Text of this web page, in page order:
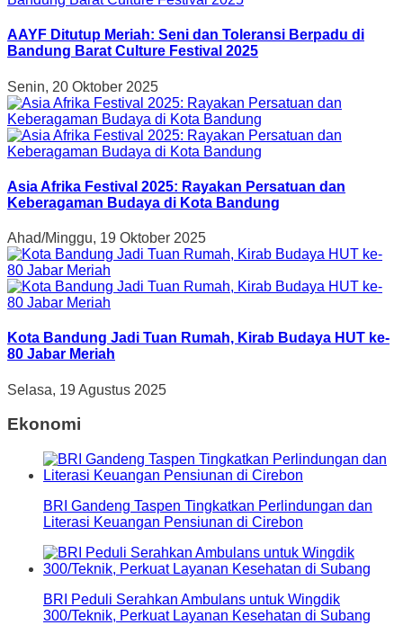
AAYF Ditutup Meriah: Seni dan Toleransi Berpadu di
Bandung Barat Culture Festival 2025
Senin, 20 Oktober 2025
Asia Afrika Festival 2025: Rayakan Persatuan dan
Keberagaman Budaya di Kota Bandung
Ahad/Minggu, 19 Oktober 2025
Kota Bandung Jadi Tuan Rumah, Kirab Budaya HUT ke-
80 Jabar Meriah
Selasa, 19 Agustus 2025
Ekonomi
BRI Gandeng Taspen Tingkatkan Perlindungan dan
Literasi Keuangan Pensiunan di Cirebon
BRI Peduli Serahkan Ambulans untuk Wingdik
300/Teknik, Perkuat Layanan Kesehatan di Subang